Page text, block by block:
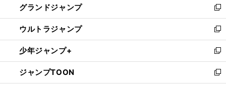
で
開
く
ド
ウ
で
開
く
ィ
ン
ド
ウ
で
開
く
い
ウ
ィ
ン
ド
ウ
で
開
グランドジャンプ
新
し
い
ウ
ィ
ン
ド
ウルトラジャンプ
新
し
い
ウ
ィ
少年ジャンプ+
新
し
い
ジャンプTOON
新